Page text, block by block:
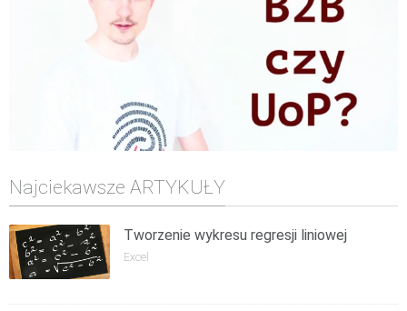
Najciekawsze ARTYKUŁY
Tworzenie wykresu regresji liniowej
Excel